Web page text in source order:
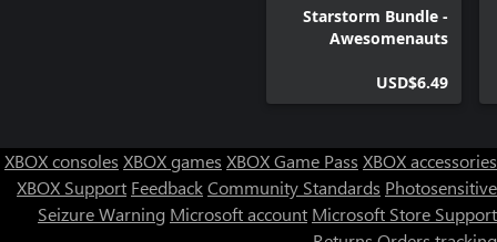
Starstorm Bundle -
Awesomenauts
Pack
USD$6.49
XBOX consoles XBOX games XBOX Game Pass XBOX accessories
XBOX Support FeedbackCommunity Standards Photosensitive
Seizure Warning Microsoft account Microsoft Store Support